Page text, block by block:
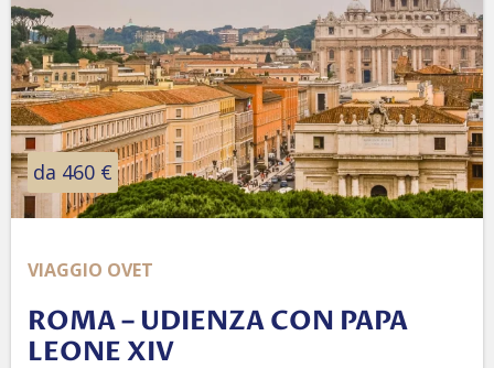
da 460 €
VIAGGIO OVET
ROMA – UDIENZA CON PAPA
LEONE XIV